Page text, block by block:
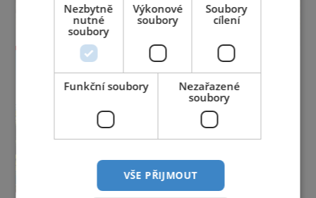
Nezbytně
nutné
soubory
Výkonové
soubory
Soubory
cílení
Funkční soubory
Nezařazené
soubory
VŠE PŘIJMOUT